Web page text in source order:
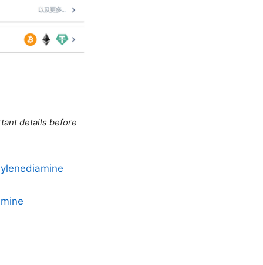
details before